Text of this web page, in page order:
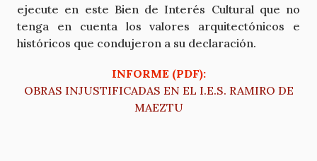
ejecute en este Bien de Interés Cultural que no
tenga en cuenta los valores arquitectónicos e
históricos que condujeron a su declaración.
INFORME (PDF):
OBRAS INJUSTIFICADAS EN EL I.E.S. RAMIRO DE
MAEZTU